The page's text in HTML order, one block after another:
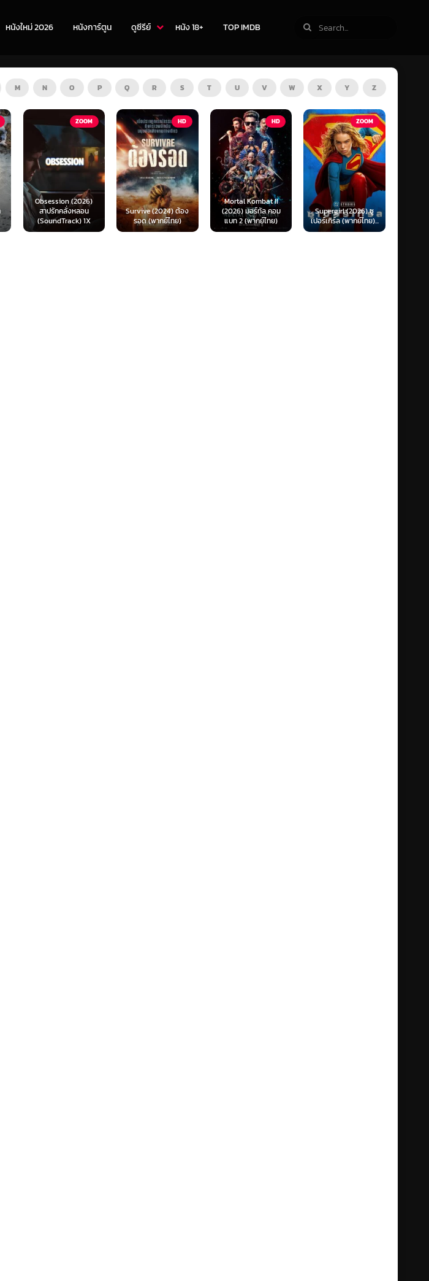
หนังใหม่ 2026 หนังการ์ตูน ดูซีรีย์ หนัง 18+ TOP IMDB
M N O P Q R S T U V W X Y Z
HD
Survive (2024) ต้อง
รอด (พากย์ไทย)
HD
Mortal Kombat II
(2026) มอร์ทัล คอม
แบท 2 (พากย์ไทย)
ZOOM
Supergirl (2026) ซู
เปอร์เกิร์ล (พากย์ไทย)...
HD
The Thursday
Murder Club (2025)
ชมรมไขคดีฆาตกรรมวัน
พฤหัส...